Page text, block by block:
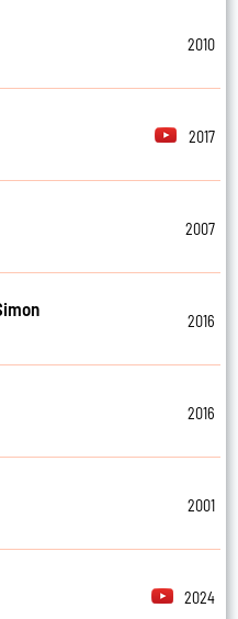
2010
2017
2007
2016
2016
2001
2024